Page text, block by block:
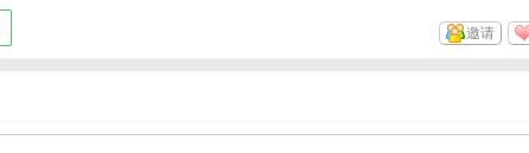
邀请